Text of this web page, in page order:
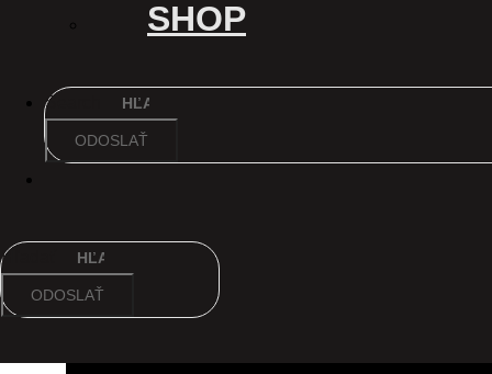
SHOP
Search
ODOSLAŤ
Hľadať
ODOSLAŤ